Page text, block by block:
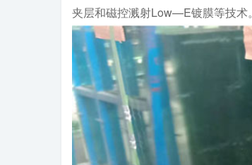
夹层和磁控溅射Low—E镀膜等技术。